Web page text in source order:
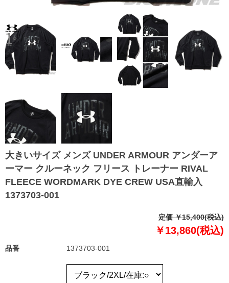
大きいサイズ メンズ UNDER ARMOUR アンダーア
ーマー クルーネック フリース トレーナー RIVAL
FLEECE WORDMARK DYE CREW USA直輸入
1373703-001
定価 ￥15,400(税込)
￥13,860(税込)
品番 1373703-001